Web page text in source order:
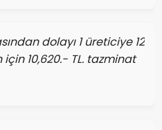
dolayı 1 üreticiye 12
10,620.- TL. tazminat